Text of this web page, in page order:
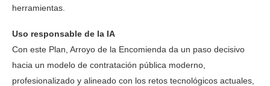
herramientas.
Uso responsable de la IA
Con este Plan, Arroyo de la Encomienda da un paso decisivo
hacia un modelo de contratación pública moderno,
profesionalizado y alineado con los retos tecnológicos actuales,